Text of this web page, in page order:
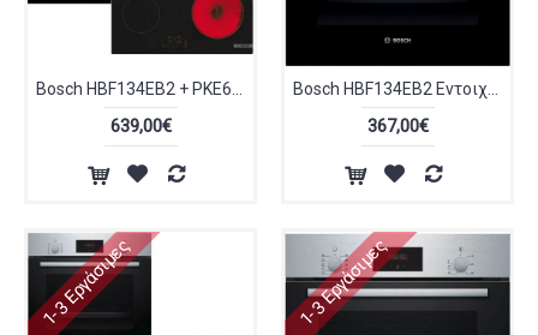
Bosch HBF134EB2 + PKE611BB2E Σετ Εντοιχισμού 66lt με Κεραμικές Εστίες Π59.4εκ. Μαύρο
639,00€
Bosch HBF134EB2 Εντοιχιζόμενος Φούρνος 66lt Π59.4εκ. Μαύρος
367,00€
1-3 Εργάσιμες 1-3 Εργάσιμες